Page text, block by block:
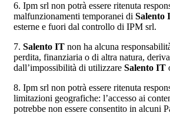
6. Ipm srl non potrà essere ritenuta
malfunzionamenti temporanei di Salento
esterne e fuori dal controllo di IPM srl.
7. Salento IT non ha alcuna
perdita, finanziaria o di altra natura,
dall’impossibilità di utilizzare Salento IT
8. Ipm srl non potrà essere ritenuta
limitazioni geografiche: l’accesso ai
potrebbe non essere consentito in alcuni